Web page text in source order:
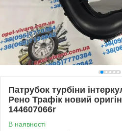
Патрубок турбіни
Рено Трафік новий
144607066r
В наявності